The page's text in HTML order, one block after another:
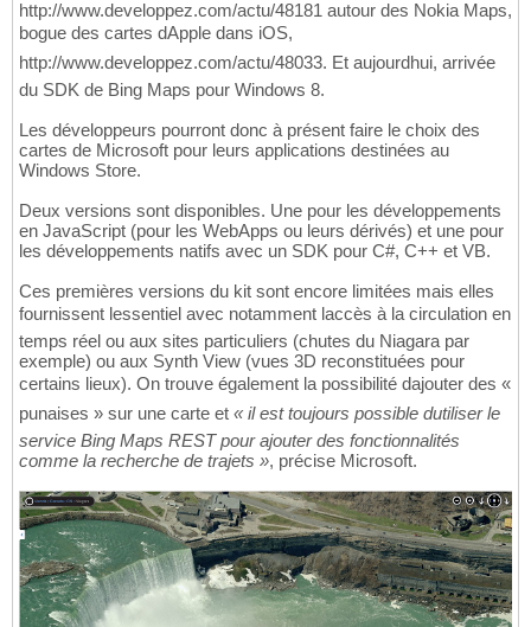
http://www.developpez.com/actu/48181 autour des Nokia Maps,
bogue des cartes dApple dans iOS,
http://www.developpez.com/actu/48033. Et aujourdhui, arrivée
du SDK de Bing Maps pour Windows 8.
Les développeurs pourront donc à présent faire le choix des
cartes de Microsoft pour leurs applications destinées au
Windows Store.
Deux versions sont disponibles. Une pour les développements
en JavaScript (pour les WebApps ou leurs dérivés) et une pour
les développements natifs avec un SDK pour C#, C++ et VB.
Ces premières versions du kit sont encore limitées mais elles
fournissent lessentiel avec notamment laccès à la circulation en
temps réel ou aux sites particuliers (chutes du Niagara par
exemple) ou aux Synth View (vues 3D reconstituées pour
certains lieux). On trouve également la possibilité dajouter des «
punaises » sur une carte et « il est toujours possible dutiliser le
service Bing Maps REST pour ajouter des fonctionnalités
comme la recherche de trajets », précise Microsoft.